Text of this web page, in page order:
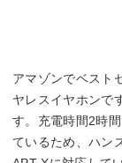
アマゾンでベスト
ヤレスイヤホンで
す。充電時間2時
ているため、ハン